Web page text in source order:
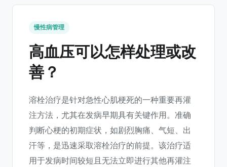
慢性病管理
高血压可以怎样处理或改
善？
溶栓治疗是针对急性心肌梗死的一种重要再灌
注方法，尤其在发病早期具有关键作用。准确
判断心梗的初期症状，如剧烈胸痛、气短、出
汗等，是迅速采取溶栓治疗的前提。该治疗适
用于发病时间较短且无法立即进行其他再灌注